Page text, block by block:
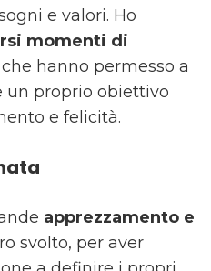
e valori. Ho
momenti di
hanno permesso a
un proprio obiettivo
e felicità.
apprezzamento e
svolto, per aver